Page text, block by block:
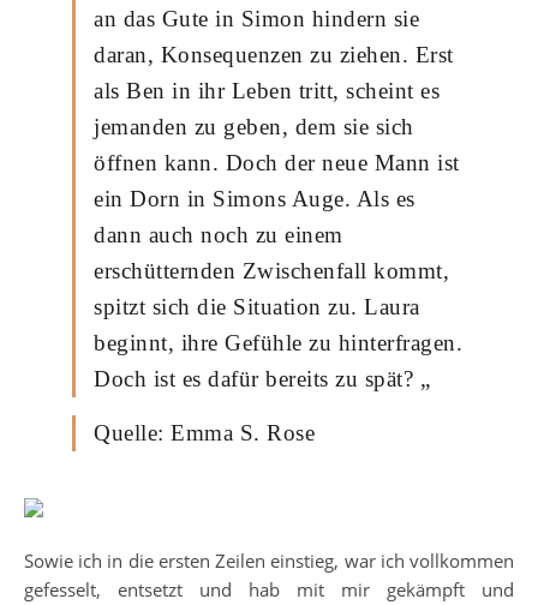
an das Gute in Simon hindern sie
daran, Konsequenzen zu ziehen. Erst
als Ben in ihr Leben tritt, scheint es
jemanden zu geben, dem sie sich
öffnen kann. Doch der neue Mann ist
ein Dorn in Simons Auge. Als es
dann auch noch zu einem
erschütternden Zwischenfall kommt,
spitzt sich die Situation zu. Laura
beginnt, ihre Gefühle zu hinterfragen.
Doch ist es dafür bereits zu spät? „
Quelle: Emma S. Rose
Sowie ich in die ersten Zeilen einstieg, war ich vollkommen
gefesselt, entsetzt und hab mit mir gekämpft und